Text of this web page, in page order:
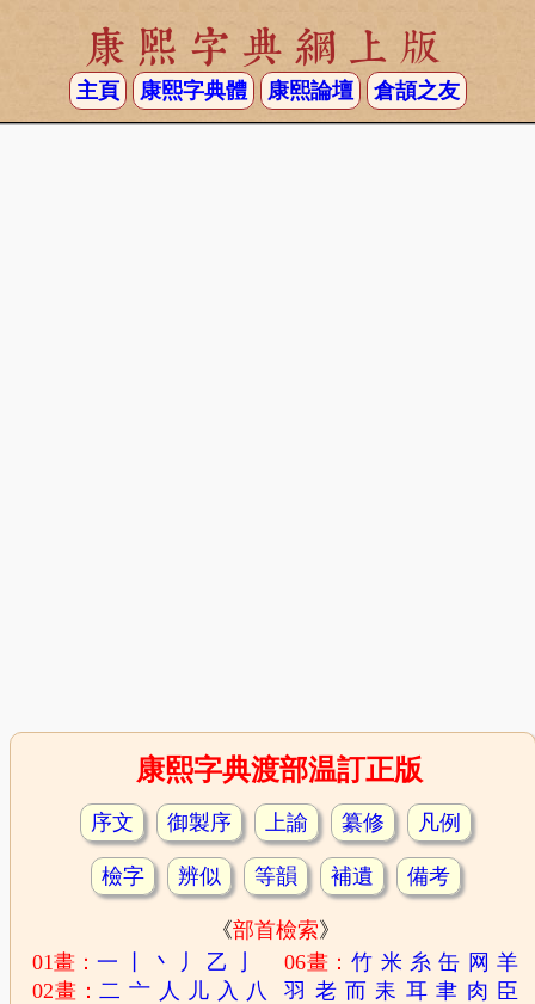
康熙字典網上版
主頁 康熙字典體 康熙論壇 倉頡之友
康熙字典渡部温訂正版
序文 御製序 上諭 纂修 凡例
檢字 辨似 等韻 補遺 備考
《部首檢索》
01畫：一 丶 丿 乙
02畫：二 亠 人 儿 入 八
06畫：竹 米 糸 缶 网 羊
羽 老 而 耒 耳 聿 肉 臣